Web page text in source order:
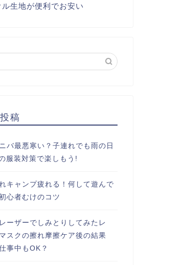
ル生地が便利でお安い
稿
バ最悪寒い？子連れでも雨の日
服装対策で楽しもう!
キャンプ疲れる！何して遊んで
心者むけのコツ
ーザーでしみとりしてみたレ
スクの擦れ摩擦ケア後の結果
事中もOK？